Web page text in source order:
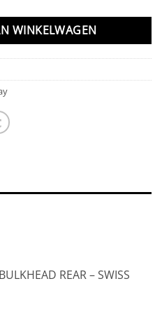
WINKELWAGEN
REAR – SWISS